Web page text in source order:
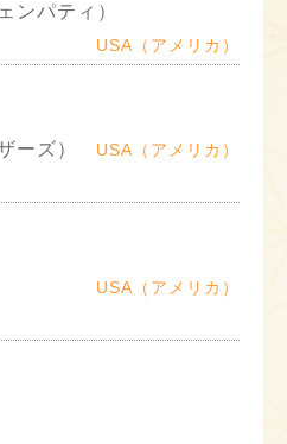
ンパティ）
USA（アメリカ）
ーズ）
USA（アメリカ）
USA（アメリカ）